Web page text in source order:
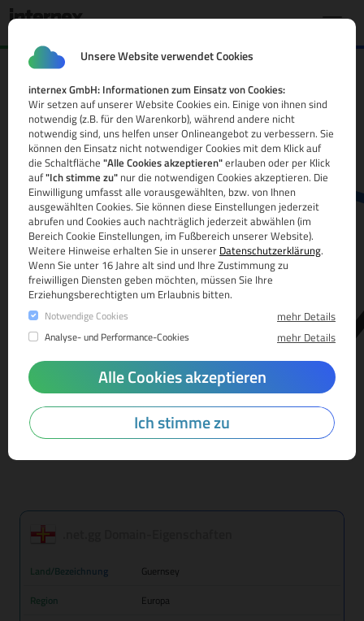
Unsere Website verwendet Cookies
internex GmbH: Informationen zum Einsatz von Cookies:
Wir setzen auf unserer Website Cookies ein. Einige von ihnen sind
notwendig (z.B. für den Warenkorb), während andere nicht
notwendig sind, uns helfen unser Onlineangebot zu verbessern. Sie
können den Einsatz nicht notwendiger Cookies mit dem Klick auf
die Schaltfläche "Alle Cookies akzeptieren"erlauben oder per Klick
auf"Ich stimme zu" nur die notwendigen Cookies akzeptieren. Die
Einwilligung umfasst alle vorausgewählten, bzw. von Ihnen
ausgewählten Cookies. Sie können diese Einstellungen jederzeit
abrufen und Cookies auch nachträglich jederzeit abwählen (im
Bereich Cookie Einstellungen, im Fußbereich unserer Website).
Weitere Hinweise erhalten Sie in unserer Datenschutzerklärung.
Wenn Sie unter 16 Jahre alt sind und Ihre Zustimmung zu
freiwilligen Diensten geben möchten, müssen Sie Ihre
Erziehungsberechtigten um Erlaubnis bitten.
Notwendige Cookies mehr Details
Analyse- und Performance-Cookies mehr Details
Alle Cookies akzeptieren
Ich stimme zu
.net.gg Domain
Alle Infos
www.
Mehr Infos zur Domain-Endung
Land/Bezeichnung
Guernsey
Region
Europa